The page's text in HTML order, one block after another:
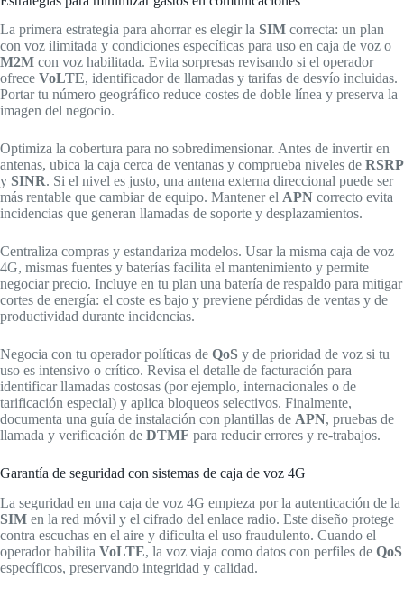
La primera estrategia para ahorrar es elegir la SIM correcta: un plan
con voz ilimitada y condiciones específicas para uso en caja de voz o
M2M con voz habilitada. Evita sorpresas revisando si el operador
ofrece VoLTE, identificador de llamadas y tarifas de desvío incluidas.
Portar tu número geográfico reduce costes de doble línea y preserva la
imagen del negocio.
Optimiza la cobertura para no sobredimensionar. Antes de invertir en
antenas, ubica la caja cerca de ventanas y comprueba niveles de RSRP
y SINR. Si el nivel es justo, una antena externa direccional puede ser
más rentable que cambiar de equipo. Mantener el APN correcto evita
incidencias que generan llamadas de soporte y desplazamientos.
Centraliza compras y estandariza modelos. Usar la misma caja de voz
4G, mismas fuentes y baterías facilita el mantenimiento y permite
negociar precio. Incluye en tu plan una batería de respaldo para mitigar
cortes de energía: el coste es bajo y previene pérdidas de ventas y de
productividad durante incidencias.
Negocia con tu operador políticas de QoS y de prioridad de voz si tu
uso es intensivo o crítico. Revisa el detalle de facturación para
identificar llamadas costosas (por ejemplo, internacionales o de
tarificación especial) y aplica bloqueos selectivos. Finalmente,
documenta una guía de instalación con plantillas de APN, pruebas de
llamada y verificación de DTMF para reducir errores y re-trabajos.
Garantía de seguridad con sistemas de caja de voz 4G
La seguridad en una caja de voz 4G empieza por la autenticación de la
SIM en la red móvil y el cifrado del enlace radio. Este diseño protege
contra escuchas en el aire y dificulta el uso fraudulento. Cuando el
operador habilita VoLTE, la voz viaja como datos con perfiles de QoS
específicos, preservando integridad y calidad.